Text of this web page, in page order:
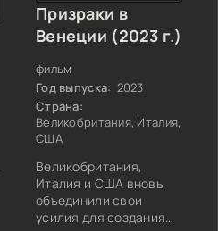
Призраки в
Венеции (2023 г.)
фильм
Год выпуска: 2023
Страна:
Великобритания, Италия,
США
Великобритания,
Италия и США вновь
объединили свои
усилия для создания